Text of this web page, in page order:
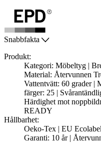
Snabbfakta
Produkt:
Kategori: Möbeltyg |
Material: Återvunnen
Vattentvätt: 60 grader |
färger: 25 |
Härdighet mot
READY
Hållbarhet:
Oeko-Tex | EU
Garanti: 10 år |